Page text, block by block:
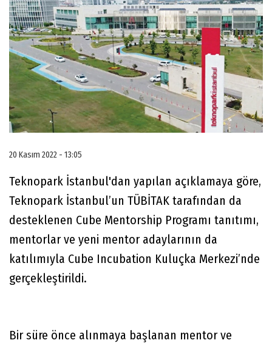
20 Kasım 2022 - 13:05
Teknopark İstanbul'dan yapılan açıklamaya göre,
Teknopark İstanbul’un TÜBİTAK tarafından da
desteklenen Cube Mentorship Programı tanıtımı,
mentorlar ve yeni mentor adaylarının da
katılımıyla Cube Incubation Kuluçka Merkezi’nde
gerçekleştirildi.
Bir süre önce alınmaya başlanan mentor ve